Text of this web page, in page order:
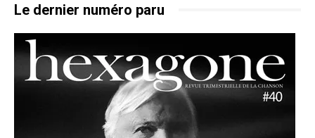
Le dernier numéro paru